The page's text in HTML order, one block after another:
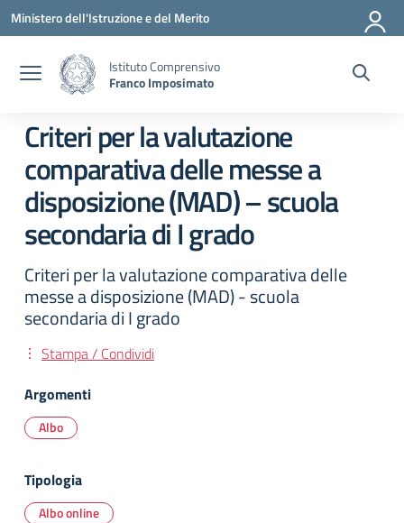
Vai ai contenuti
Vai al menu di navigazione
Vai al footer
Ministero dell'Istruzione e del Merito
Istituto Comprensivo
Franco Imposimato
Criteri per la valutazione
comparativa delle messe a
disposizione (MAD) – scuola
secondaria di I grado
Criteri per la valutazione comparativa delle
messe a disposizione (MAD) - scuola
secondaria di I grado
Stampa / Condividi
Argomenti
Albo
Tipologia
Albo online